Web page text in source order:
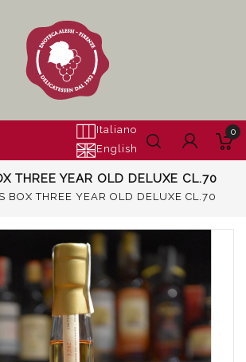
Italiano
English
0
THREE YEAR OLD DELUXE CL.70
BOX THREE YEAR OLD DELUXE CL.70